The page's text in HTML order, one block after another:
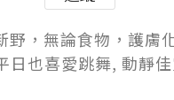
野，無論食物，護膚
日也喜愛跳舞, 動靜